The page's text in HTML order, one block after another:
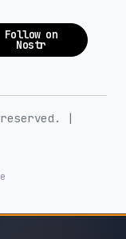
Follow on
Nostr
|